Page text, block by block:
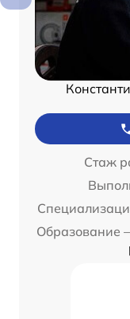
Стаж
Образование –